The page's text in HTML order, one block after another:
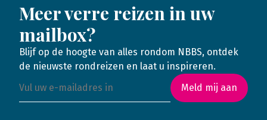
Meer verre reizen in uw
mailbox?
Blijf op de hoogte van alles rondom NBBS, ontdek
de nieuwste rondreizen en laat u inspireren.
Meld mij aan